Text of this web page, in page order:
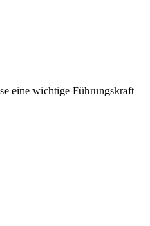
eine wichtige Führungskraft